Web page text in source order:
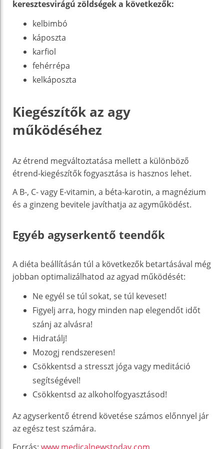
keresztesvirágú zöldségek a következők:
kelbimbó
káposzta
karfiol
fehérrépa
kelkáposzta
Kiegészítők az agy
működéséhez
Az étrend megváltoztatása mellett a különböző
étrend-kiegészítők fogyasztása is hasznos lehet.
A B-, C- vagy E-vitamin, a béta-karotin, a magnézium
és a ginzeng bevitele javíthatja az agyműködést.
Egyéb agyserkentő teendők
A diéta beállításán túl a következők betartásával még
jobban optimalizálhatod az agyad működését:
Ne egyél se túl sokat, se túl keveset!
Figyelj arra, hogy minden nap elegendőt időt
szánj az alvásra!
Hidratálj!
Mozogj rendszeresen!
Csökkentsd a stresszt jóga vagy meditáció
segítségével!
Csökkentsd az alkoholfogyasztásod!
Az agyserkentő étrend követése számos előnnyel jár
az egész test számára.
Forrás: www.medicalnewstoday.com